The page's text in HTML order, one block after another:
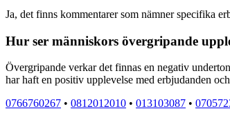
Ja, det finns kommentarer som nämner specifika
Hur ser människors övergripande
Övergripande verkar det finnas en negativ
har haft en positiv upplevelse med erbjudanden
0766760267 • 0812012010 • 013103087 •